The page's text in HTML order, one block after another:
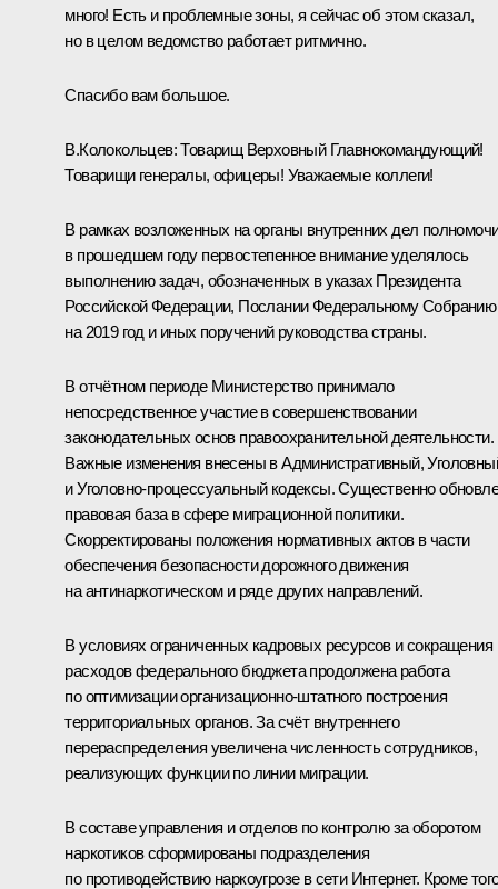
много! Есть и проблемные зоны, я сейчас об этом сказал,
но в целом ведомство работает ритмично.
Спасибо вам большое.
В.Колокольцев:Товарищ Верховный Главнокомандующий!
Товарищи генералы, офицеры! Уважаемые коллеги!
В рамках возложенных на органы внутренних дел
в прошедшем году первостепенное внимание уделялось
выполнению задач, обозначенных в указах Президента
Российской Федерации, Послании Федеральному Собранию
на 2019 год и иных поручений руководства страны.
В отчётном периоде Министерство принимало
непосредственное участие в совершенствовании
законодательных основ правоохранительной деятельности.
Важные изменения внесены в Административный,
и Уголовно-процессуальный кодексы. Существенно
правовая база в сфере миграционной политики.
Скорректированы положения нормативных актов в части
обеспечения безопасности дорожного движения
на антинаркотическом и ряде других направлений.
В условиях ограниченных кадровых ресурсов и сокращения
расходов федерального бюджета продолжена работа
по оптимизации организационно-штатного построения
территориальных органов. За счёт внутреннего
перераспределения увеличена численность сотрудников,
реализующих функции по линии миграции.
В составе управления и отделов по контролю за оборотом
наркотиков сформированы подразделения
по противодействию наркоугрозе в сети Интернет. Кроме